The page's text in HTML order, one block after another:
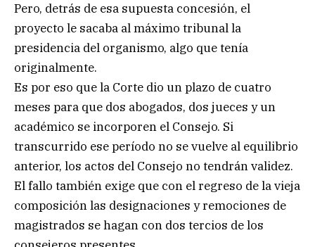
Pero, detrás de esa supuesta concesión, el
proyecto le sacaba al máximo tribunal la
presidencia del organismo, algo que tenía
originalmente.
Es por eso que la Corte dio un plazo de cuatro
meses para que dos abogados, dos jueces y un
académico se incorporen el Consejo. Si
transcurrido ese período no se vuelve al equilibrio
anterior, los actos del Consejo no tendrán validez.
El fallo también exige que con el regreso de la vieja
composición las designaciones y remociones de
magistrados se hagan con dos tercios de los